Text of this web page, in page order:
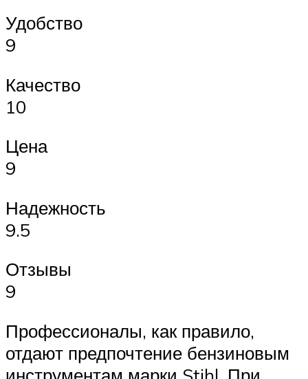
Удобство
9
Качество
10
Цена
9
Надежность
9.5
Отзывы
9
Профессионалы, как правило,
отдают предпочтение бензиновым